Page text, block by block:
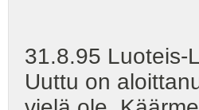
31.8.95 Luoteis-
Uuttu on